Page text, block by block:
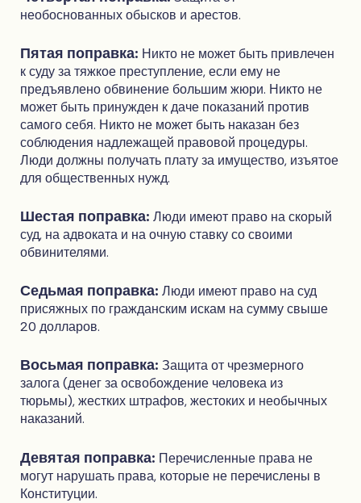
необоснованных обысков и арестов.
Пятая поправка: Никто не может быть привлечен
к суду за тяжкое преступление, если ему не
предъявлено обвинение большим жюри. Никто не
может быть принужден к даче показаний против
самого себя. Никто не может быть наказан без
соблюдения надлежащей правовой процедуры.
Люди должны получать плату за имущество, изъятое
для общественных нужд.
Шестая поправка: Люди имеют право на скорый
суд, на адвоката и на очную ставку со своими
обвинителями.
Седьмая поправка: Люди имеют право на суд
присяжных по гражданским искам на сумму свыше
20 долларов.
Восьмая поправка: Защита от чрезмерного
залога (денег за освобождение человека из
тюрьмы), жестких штрафов, жестоких и необычных
наказаний.
Девятая поправка: Перечисленные права не
могут нарушать права, которые не перечислены в
Конституции.